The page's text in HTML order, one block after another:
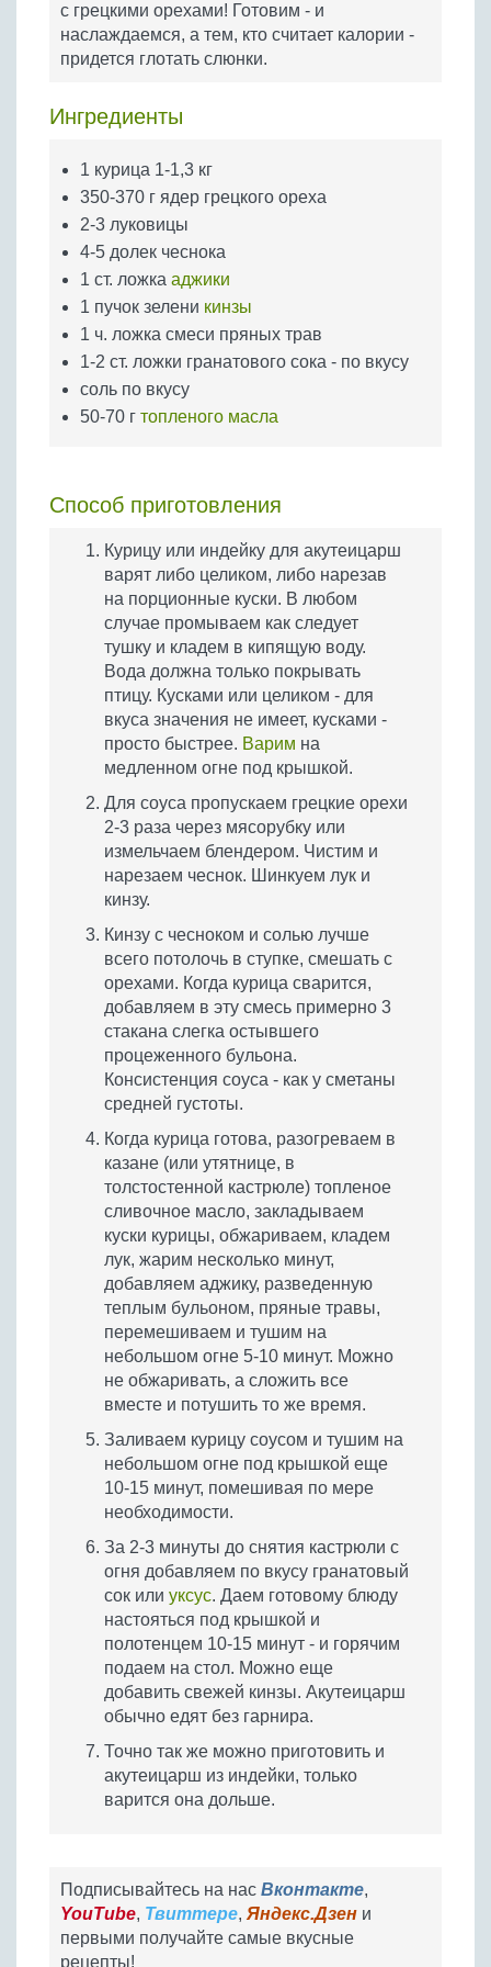
Бобовые
Яйца
с грецкими орехами! Готовим - и
наслаждаемся, а тем, кто считает калории -
придется глотать слюнки.
Ингредиенты
1 курица 1-1,3 кг
350-370 г ядер грецкого ореха
2-3 луковицы
4-5 долек чеснока
1 ст. ложка аджики
1 пучок зелени кинзы
1 ч. ложка смеси пряных трав
1-2 ст. ложки гранатового сока - по вкусу
соль по вкусу
50-70 г топленого масла
Способ приготовления
Курицу или индейку для акутеицарш
варят либо целиком, либо нарезав
на порционные куски. В любом
случае промываем как следует
тушку и кладем в кипящую воду.
Вода должна только покрывать
птицу. Кусками или целиком - для
вкуса значения не имеет, кусками -
просто быстрее. Варим на
медленном огне под крышкой.
Для соуса пропускаем грецкие орехи
2-3 раза через мясорубку или
измельчаем блендером. Чистим и
нарезаем чеснок. Шинкуем лук и
кинзу.
Кинзу с чесноком и солью лучше
всего потолочь в ступке, смешать с
орехами. Когда курица сварится,
добавляем в эту смесь примерно 3
стакана слегка остывшего
процеженного бульона.
Консистенция соуса - как у сметаны
средней густоты.
Когда курица готова, разогреваем в
казане (или утятнице, в
толстостенной кастрюле) топленое
сливочное масло, закладываем
куски курицы, обжариваем, кладем
лук, жарим несколько минут,
добавляем аджику, разведенную
теплым бульоном, пряные травы,
перемешиваем и тушим на
небольшом огне 5-10 минут. Можно
не обжаривать, а сложить все
вместе и потушить то же время.
Заливаем курицу соусом и тушим на
небольшом огне под крышкой еще
10-15 минут, помешивая по мере
необходимости.
За 2-3 минуты до снятия кастрюли с
огня добавляем по вкусу гранатовый
сок или уксус. Даем готовому блюду
настояться под крышкой и
полотенцем 10-15 минут - и горячим
подаем на стол. Можно еще
добавить свежей кинзы. Акутеицарш
обычно едят без гарнира.
Точно так же можно приготовить и
акутеицарш из индейки, только
варится она дольше.
Подписывайтесь на нас Вконтакте,
YouTube, Твиттере, Яндекс.Дзен и
первыми получайте самые вкусные
рецепты!